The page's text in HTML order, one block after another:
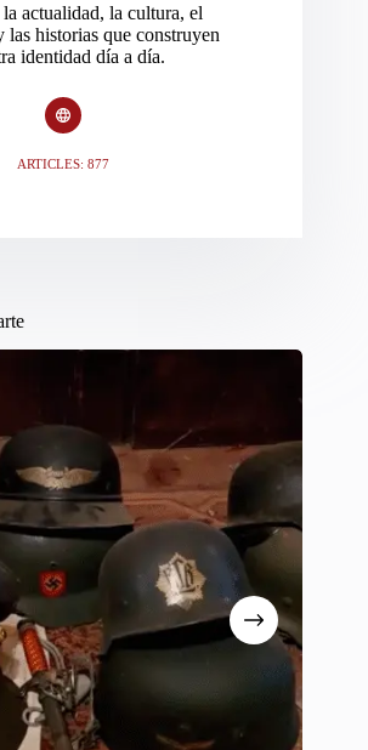
actualidad, la cultura, el
las historias que construyen
identidad día a día.
ARTICLES: 877